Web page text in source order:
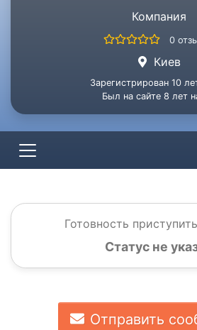
Компания
0
Киев
Зарегистрирован 10
Был на сайте 8 лет
Готовность
Статус не
Отправить